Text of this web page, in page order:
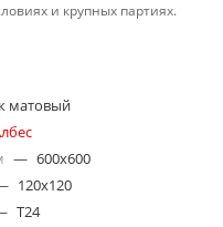
и крупных партиях.
матовый
— 600x600
120x120
T24